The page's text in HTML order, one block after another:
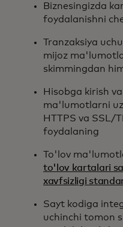
Biznesingizda
foydalanishni
Tranzaksiya
mijoz
skimmingdan
Hisobga kirish
ma'lumotlarni
HTTPS va SSL/
foydalaning
To'lov
to'lov kartalari
xavfsizligi
Sayt kodiga
uchinchi tomon